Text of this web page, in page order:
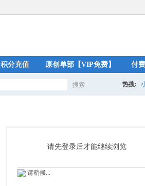
积分充值 原创单部【VIP免费】 付
搜索
索
热搜:
请先登录后才能继续浏览
请稍候...